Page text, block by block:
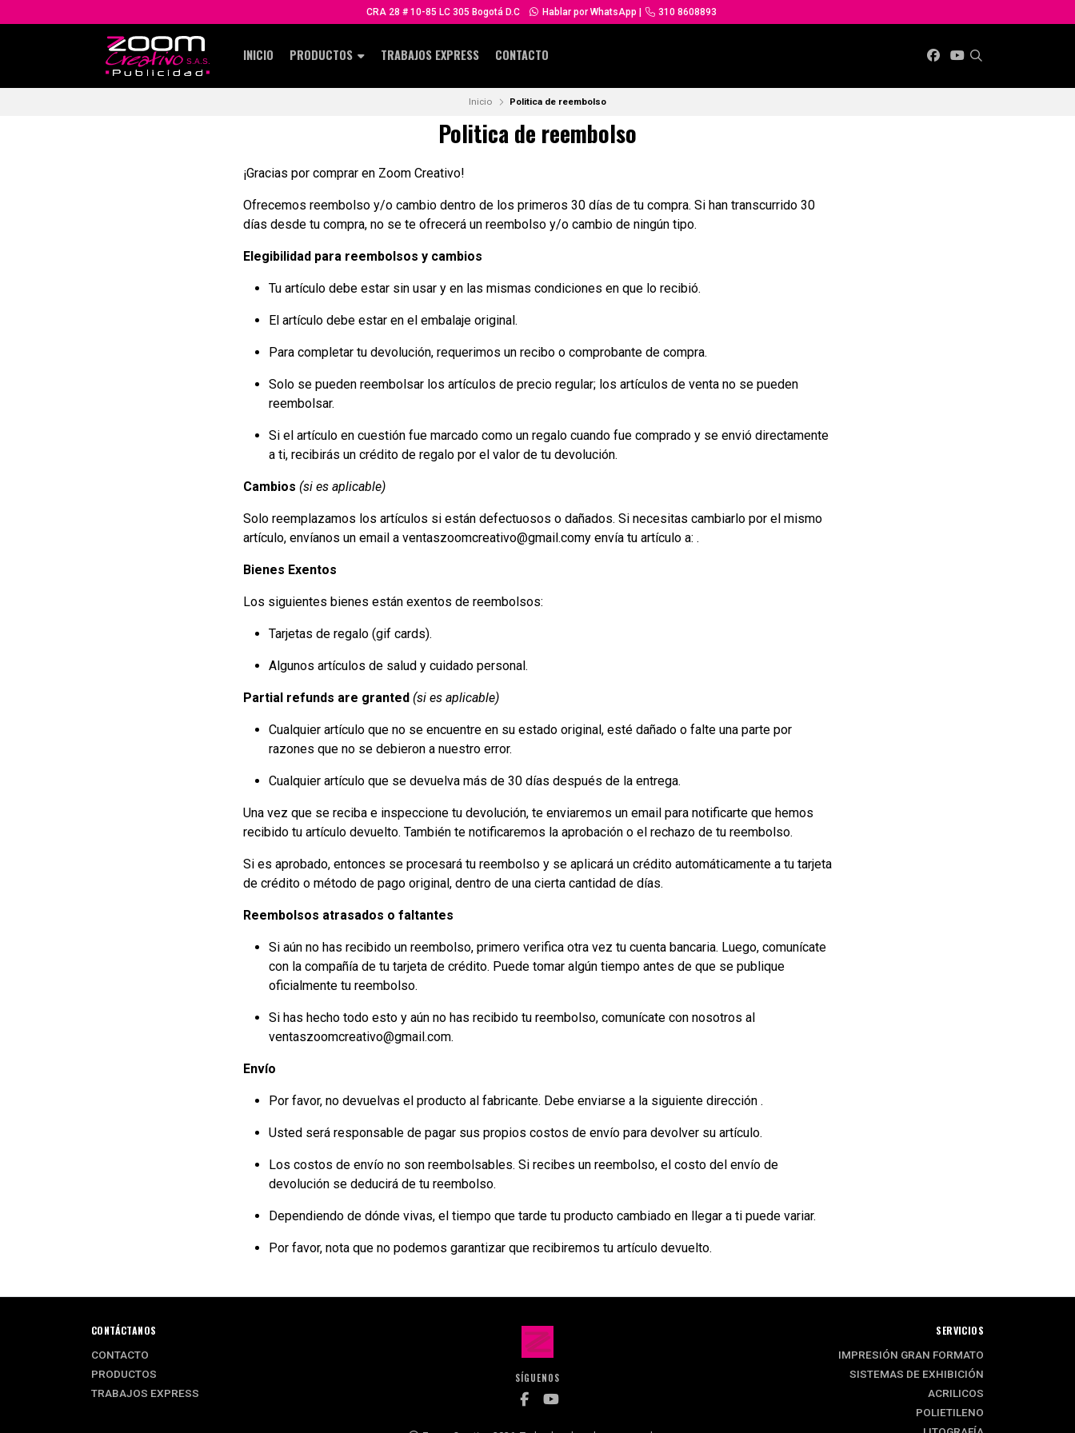
CRA 28 # 10-85 LC 305 Bogotá D.C Hablar por WhatsApp 310 8608893
INICIO PRODUCTOS TRABAJOS EXPRESS CONTACTO
Inicio Politica de reembolso
Politica de reembolso
¡Gracias por comprar en Zoom Creativo!
Ofrecemos reembolso y/o cambio dentro de los primeros 30 días de tu compra. Si han transcurrido 30
días desde tu compra, no se te ofrecerá un reembolso y/o cambio de ningún tipo.
Elegibilidad para reembolsos y cambios
Tu artículo debe estar sin usar y en las mismas condiciones en que lo recibió.
El artículo debe estar en el embalaje original.
Para completar tu devolución, requerimos un recibo o comprobante de compra.
Solo se pueden reembolsar los artículos de precio regular; los artículos de venta no se pueden
reembolsar.
Si el artículo en cuestión fue marcado como un regalo cuando fue comprado y se envió directamente
a ti, recibirás un crédito de regalo por el valor de tu devolución.
Cambios (si es aplicable)
Solo reemplazamos los artículos si están defectuosos o dañados. Si necesitas cambiarlo por el mismo
artículo, envíanos un email a ventaszoomcreativo@gmail.comy envía tu artículo a: .
Bienes Exentos
Los siguientes bienes están exentos de reembolsos:
Tarjetas de regalo (gif cards).
Algunos artículos de salud y cuidado personal.
Partial refunds are granted (si es aplicable)
Cualquier artículo que no se encuentre en su estado original, esté dañado o falte una parte por
razones que no se debieron a nuestro error.
Cualquier artículo que se devuelva más de 30 días después de la entrega.
Una vez que se reciba e inspeccione tu devolución, te enviaremos un email para notificarte que hemos
recibido tu artículo devuelto. También te notificaremos la aprobación o el rechazo de tu reembolso.
Si es aprobado, entonces se procesará tu reembolso y se aplicará un crédito automáticamente a tu tarjeta
de crédito o método de pago original, dentro de una cierta cantidad de días.
Reembolsos atrasados ​​o faltantes
Si aún no has recibido un reembolso, primero verifica otra vez tu cuenta bancaria. Luego, comunícate
con la compañía de tu tarjeta de crédito. Puede tomar algún tiempo antes de que se publique
oficialmente tu reembolso.
Si has hecho todo esto y aún no has recibido tu reembolso, comunícate con nosotros al
ventaszoomcreativo@gmail.com.
Envío
Por favor, no devuelvas el producto al fabricante. Debe enviarse a la siguiente dirección .
Usted será responsable de pagar sus propios costos de envío para devolver su artículo.
Los costos de envío no son reembolsables. Si recibes un reembolso, el costo del envío de
devolución se deducirá de tu reembolso.
Dependiendo de dónde vivas, el tiempo que tarde tu producto cambiado en llegar a ti puede variar.
Por favor, nota que no podemos garantizar que recibiremos tu artículo devuelto.
SÍGUENOS
CONTÁCTANOS
CONTACTO
PRODUCTOS
TRABAJOS EXPRESS
SERVICIOS
IMPRESIÓN GRAN FORMATO
SISTEMAS DE EXHIBICIÓN
ACRILICOS
POLIETILENO